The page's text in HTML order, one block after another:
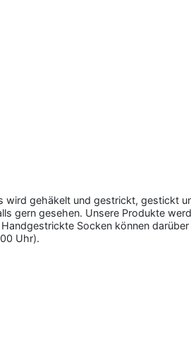
wird gehäkelt und gestrickt, gestickt
gern gesehen. Unsere Produkte
Socken können darüber
Uhr).